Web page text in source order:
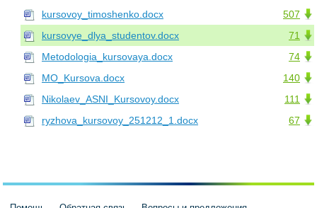
507
kursovoy_timoshenko.docx
71
kursovye_dlya_studentov.docx
74
Metodologia_kursovaya.docx
140
MO_Kursova.docx
111
Nikolaev_ASNI_Kursovoy.docx
67
ryzhova_kursovoy_251212_1.docx